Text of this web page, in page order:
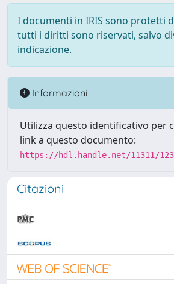
I documenti in IRIS sono protetti
tutti i diritti sono riservati, salvo
indicazione.
Informazioni
Utilizza questo identificativo per
link a questo documento:
https://hdl.handle.net/11311/
Citazioni